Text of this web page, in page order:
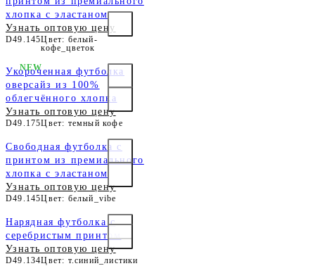
хлопка с эластаном
Узнать оптовую цену
D49.145Цвет: белый-
кофе_цветок
Укороченная футболка
оверсайз из 100%
облегчённого хлопка
Узнать оптовую цену
D49.175Цвет: темный кофе
NEW
Свободная футболка с
принтом из премиального
хлопка с эластаном
Узнать оптовую цену
D49.145Цвет: белый_vibe
Нарядная футболка с
серебристым принтом
Узнать оптовую цену
D49.134Цвет: т.синий_листики